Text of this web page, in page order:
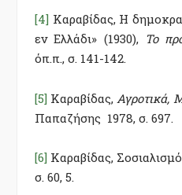
[4] Καραβίδας, Η
εν Ελλάδι» (1930), Το
όπ.π., σ. 141-142.
[5] Καραβίδας, Αγροτικά,
Παπαζήσης 1978, σ. 697.
[6] Καραβίδας,
σ. 60, 5.